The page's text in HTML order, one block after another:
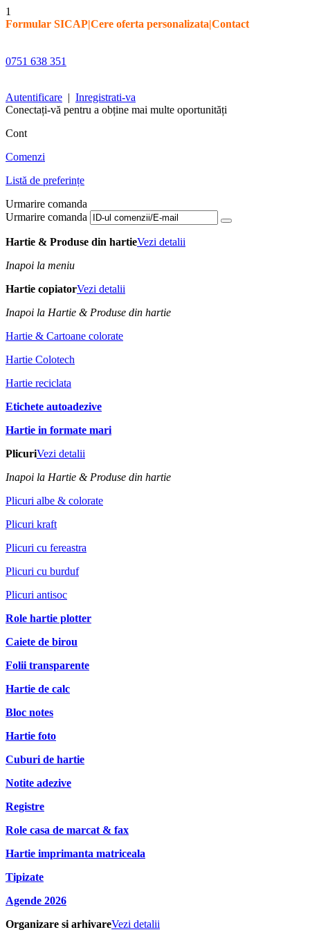
1
Formular SICAP|Cere oferta personalizata|Contact
0751 638 351
Autentificare | Inregistrati-va
Conectați-vă pentru a obține mai multe oportunități
Cont
Comenzi
Listă de preferințe
Urmarire comanda
Urmarire comanda
Hartie & Produse din hartieVezi detalii
Inapoi la meniu
Hartie copiatorVezi detalii
Inapoi la Hartie & Produse din hartie
Hartie & Cartoane colorate
Hartie Colotech
Hartie reciclata
Etichete autoadezive
Hartie in formate mari
PlicuriVezi detalii
Inapoi la Hartie & Produse din hartie
Plicuri albe & colorate
Plicuri kraft
Plicuri cu fereastra
Plicuri cu burduf
Plicuri antisoc
Role hartie plotter
Caiete de birou
Folii transparente
Hartie de calc
Bloc notes
Hartie foto
Cuburi de hartie
Notite adezive
Registre
Role casa de marcat & fax
Hartie imprimanta matriceala
Tipizate
Agende 2026
Organizare si arhivareVezi detalii